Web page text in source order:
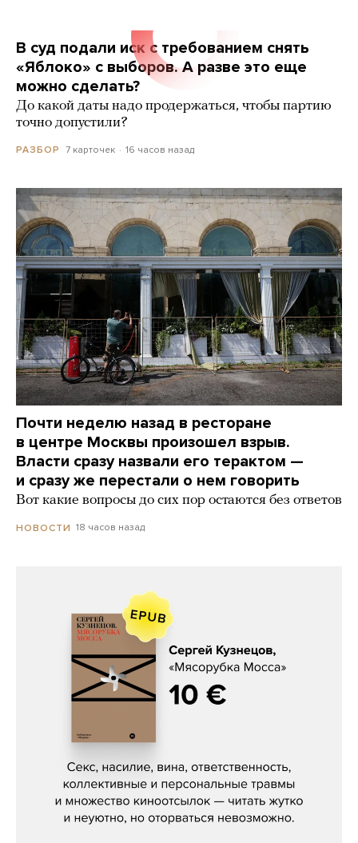
В суд подали иск с требованием снять
«Яблоко» с выборов. А разве это еще
можно сделать?
До какой даты надо продержаться, чтобы партию
точно допустили?
РАЗБОР 7 карточек 16 часов назад
Почти неделю назад в ресторане
в центре Москвы произошел взрыв.
Власти сразу назвали его терактом —
и сразу же перестали о нем говорить
Вот какие вопросы до сих пор остаются без ответов
НОВОСТИ 18 часов назад
Сергей Кузнецов, «Мясорубка